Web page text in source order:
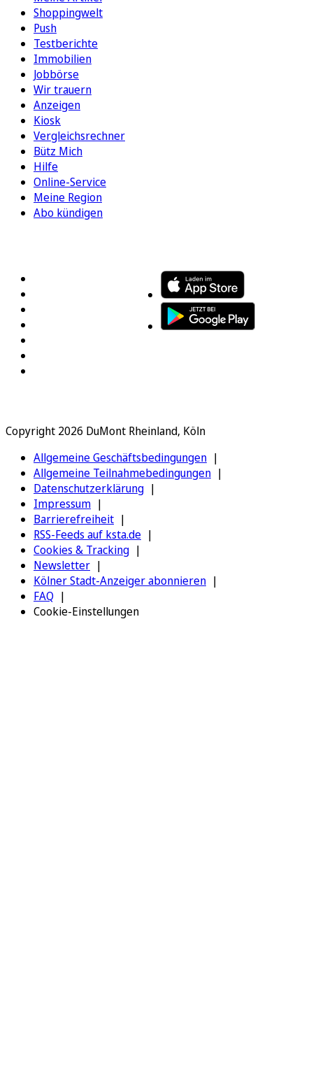
Shoppingwelt
Push
Testberichte
Immobilien
Jobbörse
Wir trauern
Anzeigen
Kiosk
Vergleichsrechner
Bütz Mich
Hilfe
Online-Service
Meine Region
Abo kündigen
Copyright 2026 DuMont Rheinland, Köln
Allgemeine Geschäftsbedingungen
Allgemeine Teilnahmebedingungen
Datenschutzerklärung
Impressum
Barrierefreiheit
RSS-Feeds auf ksta.de
Cookies & Tracking
Newsletter
Kölner Stadt-Anzeiger abonnieren
FAQ
Cookie-Einstellungen